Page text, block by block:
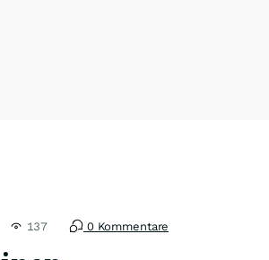
137 0 Kommentare